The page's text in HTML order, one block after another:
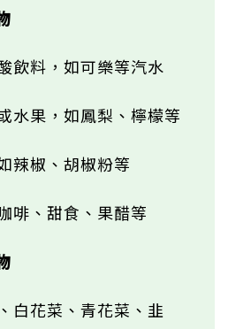
飲料，如可樂等汽水
水果，如鳳梨、檸檬等
辣椒、胡椒粉等
啡、甜食、果醋等
白花菜、青花菜、韭